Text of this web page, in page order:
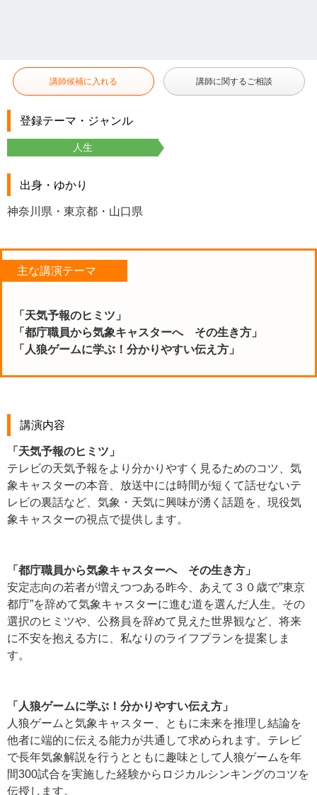
講師候補に入れる 講師に関するご相談
登録テーマ・ジャンル
人生
出身・ゆかり
神奈川県・東京都・山口県
主な講演テーマ
「天気予報のヒミツ」
「都庁職員から気象キャスターへ その生き方」
「人狼ゲームに学ぶ！分かりやすい伝え方」
講演内容
「天気予報のヒミツ」
テレビの天気予報をより分かりやすく見るためのコツ、気
象キャスターの本音、放送中には時間が短くて話せないテ
レビの裏話など、気象・天気に興味が湧く話題を、現役気
象キャスターの視点で提供します。
「都庁職員から気象キャスターへ その生き方」
安定志向の若者が増えつつある昨今、あえて３０歳で”東京
都庁”を辞めて気象キャスターに進む道を選んだ人生。その
選択のヒミツや、公務員を辞めて見えた世界観など、将来
に不安を抱える方に、私なりのライフプランを提案しま
す。
「人狼ゲームに学ぶ！分かりやすい伝え方」
人狼ゲームと気象キャスター、ともに未来を推理し結論を
他者に端的に伝える能力が共通して求められます。テレビ
で長年気象解説を行うとともに趣味として人狼ゲームを年
間300試合を実施した経験からロジカルシンキングのコツを
伝授します。